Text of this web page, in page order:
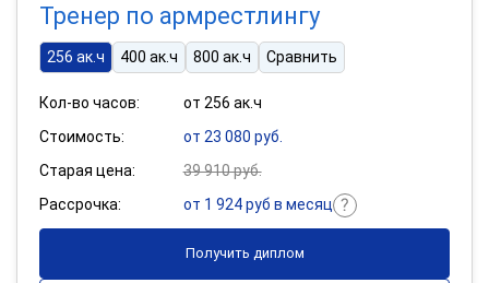
Тренер по армрестлингу
256 ак.ч 400 ак.ч 800 ак.ч Сравнить
Кол-во часов:
от 256 ак.ч
Стоимость:
от 23 080 руб.
Старая цена:
39 910 руб.
Рассрочка:
от 1 924 руб в месяц
Получить диплом